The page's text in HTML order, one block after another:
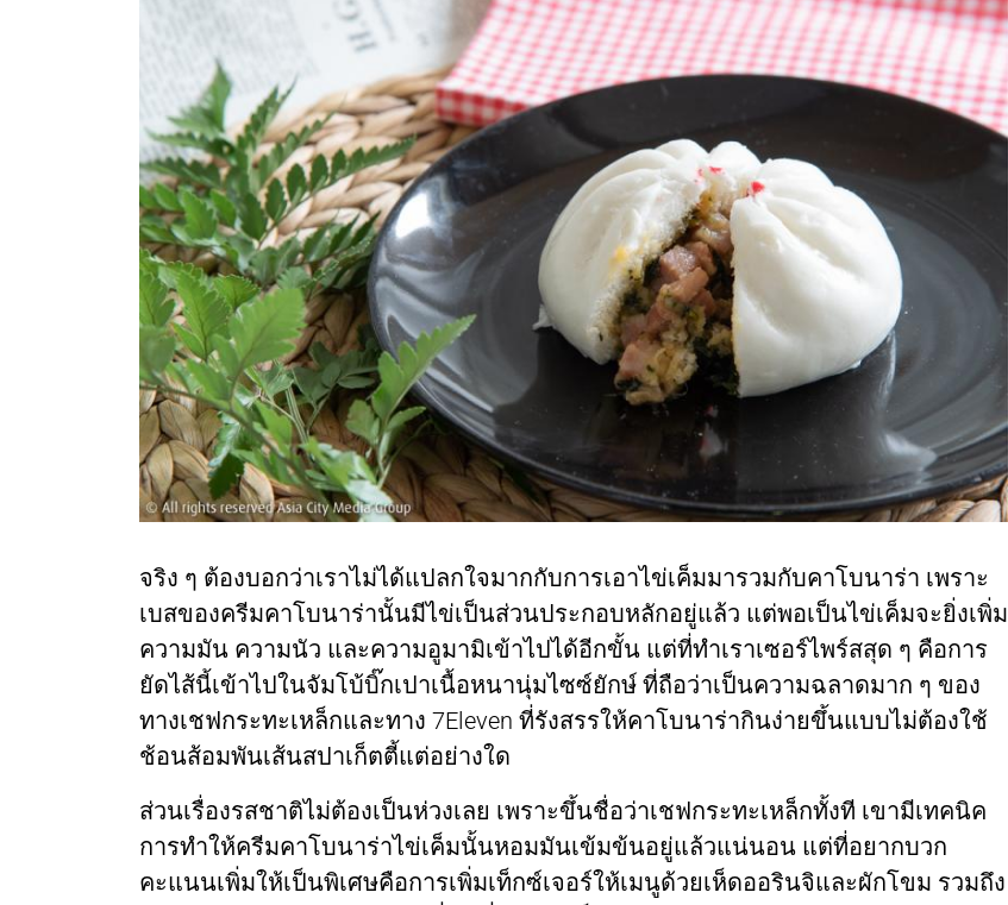
จริง ๆ ต้องบอกว่าเราไม่ได้แปลกใจมากกับการเอาไข่เค็มมารวมกับคาโบนาร่า เพราะ
เบสของครีมคาโบนาร่านั้นมีไข่เป็นส่วนประกอบหลักอยู่แล้ว แต่พอเป็นไข่เค็มจะยิ่งเพิ่ม
ความมัน ความนัว และความอูมามิเข้าไปได้อีกขั้น แต่ที่ทำเราเซอร์ไพร์สสุด ๆ คือการ
ยัดไส้นี้เข้าไปในจัมโบ้บิ๊กเปาเนื้อหนานุ่มไซซ์ยักษ์ ที่ถือว่าเป็นความฉลาดมาก ๆ ของ
ทางเชฟกระทะเหล็กและทาง 7Eleven ที่รังสรรให้คาโบนาร่ากินง่ายขึ้นแบบไม่ต้องใช้
ช้อนส้อมพันเส้นสปาเก็ตตี้แต่อย่างใด
ส่วนเรื่องรสชาติไม่ต้องเป็นห่วงเลย เพราะขึ้นชื่อว่าเชฟกระทะเหล็กทั้งที เขามีเทคนิค
การทำให้ครีมคาโบนาร่าไข่เค็มนั้นหอมมันเข้มข้นอยู่แล้วแน่นอน แต่ที่อยากบวก
คะแนนเพิ่มให้เป็นพิเศษคือการเพิ่มเท็กซ์เจอร์ให้เมนูด้วยเห็ดออรินจิและผักโขม รวมถึง